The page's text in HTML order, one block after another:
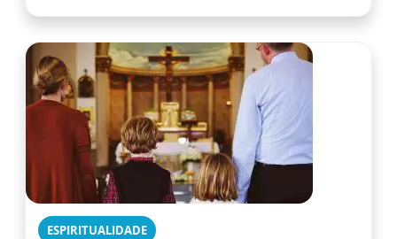
ESPIRITUALIDADE